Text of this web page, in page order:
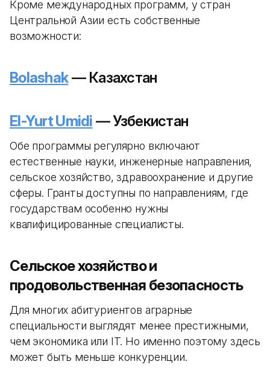
Кроме международных программ, у стран
Центральной Азии есть собственные
возможности:
Bolashak— Казахстан
El-Yurt Umidi — Узбекистан
Обе программы регулярно включают
естественные науки, инженерные направления,
сельское хозяйство, здравоохранение и другие
сферы. Гранты доступны по направлениям, где
государствам особенно нужны
квалифицированные специалисты.
Сельское хозяйство и
продовольственная безопасность
Для многих абитуриентов аграрные
специальности выглядят менее престижными,
чем экономика или IT. Но именно поэтому здесь
может быть меньше конкуренции.